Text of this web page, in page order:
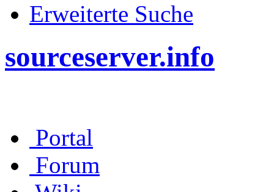
Erweiterte Suche
sourceserver.info
Portal
Forum